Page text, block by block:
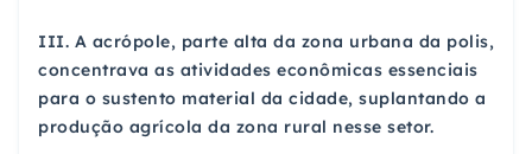
III. A acrópole, parte alta da zona urbana da polis,
concentrava as atividades econômicas essenciais
para o sustento material da cidade, suplantando a
produção agrícola da zona rural nesse setor.